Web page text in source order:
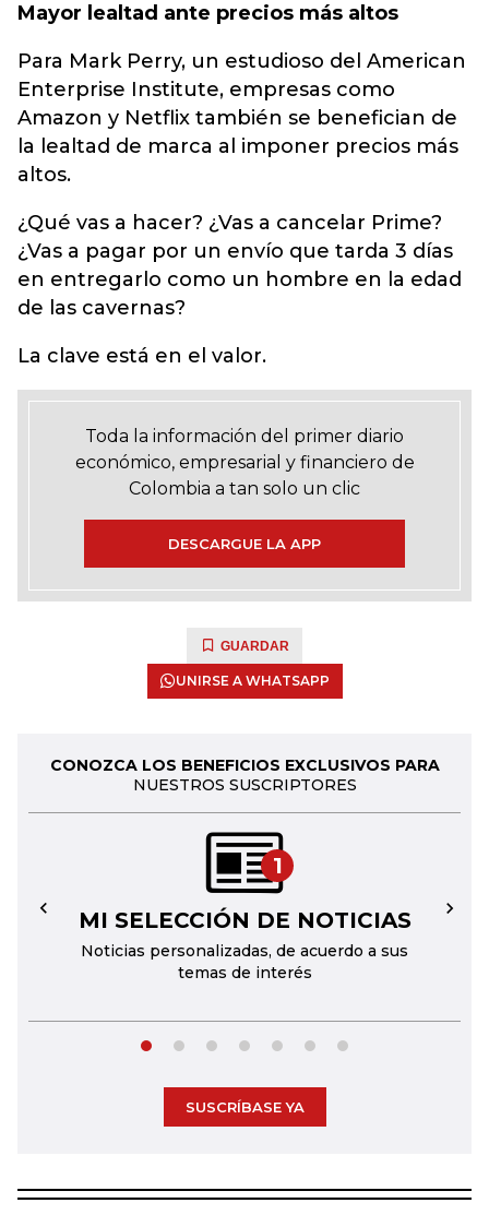
Mayor lealtad ante precios más altos
Para Mark Perry, un estudioso del American
Enterprise Institute, empresas como
Amazon y Netflix también se benefician de
la lealtad de marca al imponer precios más
altos.
¿Qué vas a hacer? ¿Vas a cancelar Prime?
¿Vas a pagar por un envío que tarda 3 días
en entregarlo como un hombre en la edad
de las cavernas?
La clave está en el valor.
Toda la información del primer diario
económico, empresarial y financiero de
Colombia a tan solo un clic
DESCARGUE LA APP
GUARDAR
UNIRSE A WHATSAPP
CONOZCA LOS BENEFICIOS EXCLUSIVOS PARA
NUESTROS SUSCRIPTORES
1
MI SELECCIÓN DE NOTICIAS
Noticias personalizadas, de acuerdo a sus
temas de interés
← →
SUSCRÍBASE YA